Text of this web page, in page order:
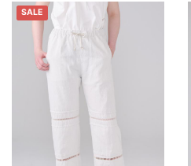
SALE